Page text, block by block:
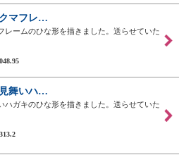
マフレ…
レームのひな形を描きました。送らせていた
舞いハ…
ハガキのひな形を描きました。送らせていた